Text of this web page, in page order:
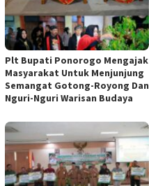
Plt Bupati Ponorogo Mengajak
Masyarakat Untuk Menjunjung
Semangat Gotong-Royong Dan
Nguri-Nguri Warisan Budaya